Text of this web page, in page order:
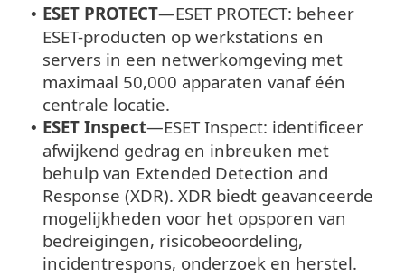
• ESET PROTECT—ESET PROTECT: beheer
ESET-producten op werkstations en
servers in een netwerkomgeving met
maximaal 50,000 apparaten vanaf één
centrale locatie.
• ESET Inspect—ESET Inspect: identificeer
afwijkend gedrag en inbreuken met
behulp van Extended Detection and
Response (XDR). XDR biedt geavanceerde
mogelijkheden voor het opsporen van
bedreigingen, risicobeoordeling,
incidentrespons, onderzoek en herstel.